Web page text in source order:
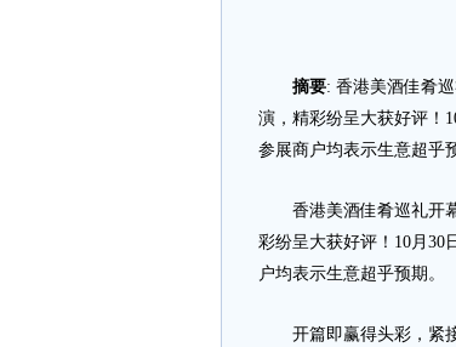
摘要: 香港美酒佳肴
演，精彩纷呈大获好评！
参展商户均表示生意超乎
香港美酒佳肴巡礼开幕
彩纷呈大获好评！10月30
户均表示生意超乎预期。
开篇即赢得头彩，紧接